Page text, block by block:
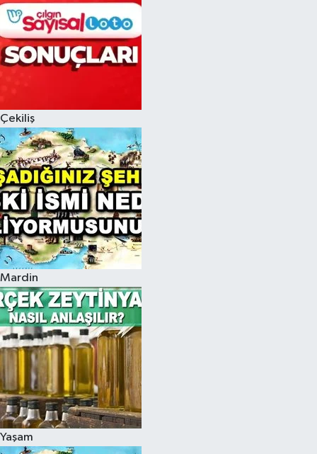
Çekiliş
Mardin
Yaşam